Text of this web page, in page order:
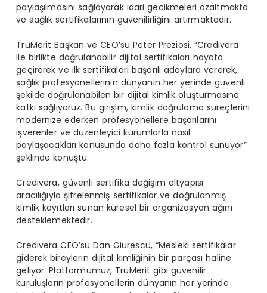
paylaşılmasınısağlayarak idari gecikmeleri azaltmakta
ve sağlık sertifikalarının güvenilirliğini artırmaktadır.
TruMerit Başkan ve CEO’su Peter Preziosi, “Credivera
ile birlikte doğrulanabilir dijital sertifikaları hayata
geçirerek ve ilk sertifikaları başarılıadaylara vererek,
sağlık profesyonellerinin dünyanın her yerinde güvenli
şekilde doğrulanabilen bir dijital kimlik oluşturmasına
katkı sağlıyoruz. Bu girişim, kimlik doğrulama süreçlerini
modernize ederken profesyonellere başarılarını
işverenler ve düzenleyici kurumlarla nasıl
paylaşacaklarıkonusunda daha fazla kontrol sunuyor”
şeklinde konuştu.
Credivera, güvenli sertifika değişim altyapısı
aracılığıyla şifrelenmiş sertifikalar ve doğrulanmış
kimlik kayıtlarısunan küresel bir organizasyon ağını
desteklemektedir.
Credivera CEO’su Dan Giurescu, “Mesleki sertifikalar
giderek bireylerin dijital kimliğinin bir parçasıhaline
geliyor. Platformumuz, TruMerit gibi güvenilir
kuruluşların profesyonellerin dünyanın her yerinde